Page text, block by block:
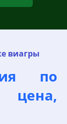
виагры
по